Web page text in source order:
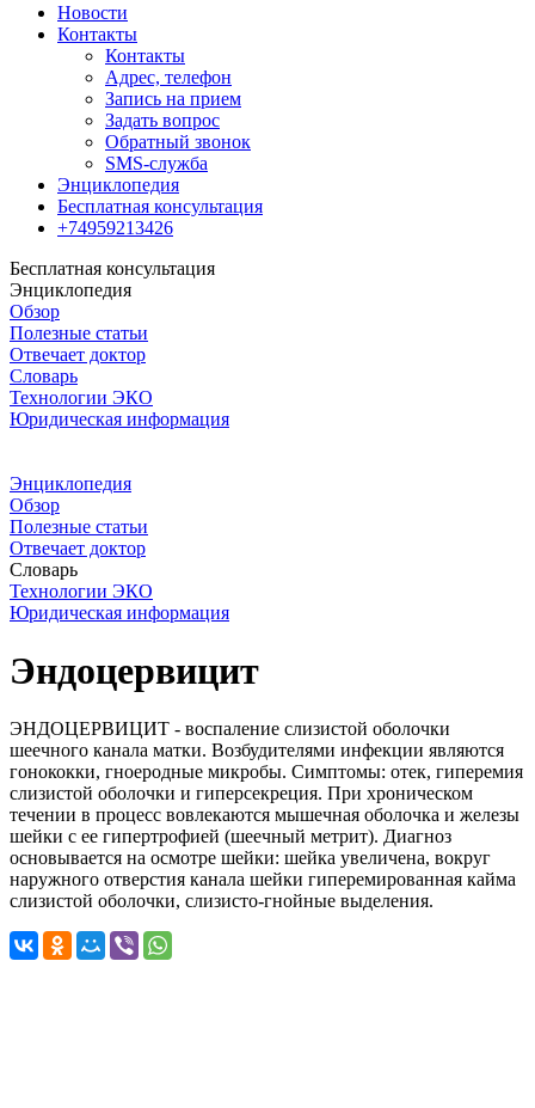
Новости
Контакты
Контакты
Адрес, телефон
Запись на прием
Задать вопрос
Обратный звонок
SMS-служба
Энциклопедия
Бесплатная консультация
+74959213426
Бесплатная консультация
Энциклопедия
Обзор
Полезные статьи
Отвечает доктор
Словарь
Технологии ЭКО
Юридическая информация
Энциклопедия
Обзор
Полезные статьи
Отвечает доктор
Словарь
Технологии ЭКО
Юридическая информация
Эндоцервицит
ЭНДОЦЕРВИЦИТ - воспаление слизистой оболочки
шеечного канала матки. Возбудителями инфекции являются
гонококки, гноеродные микробы. Симптомы: отек, гиперемия
слизистой оболочки и гиперсекреция. При хроническом
течении в процесс вовлекаются мышечная оболочка и железы
шейки с ее гипертрофией (шеечный метрит). Диагноз
основывается на осмотре шейки: шейка увеличена, вокруг
наружного отверстия канала шейки гиперемированная кайма
слизистой оболочки, слизисто-гнойные выделения.